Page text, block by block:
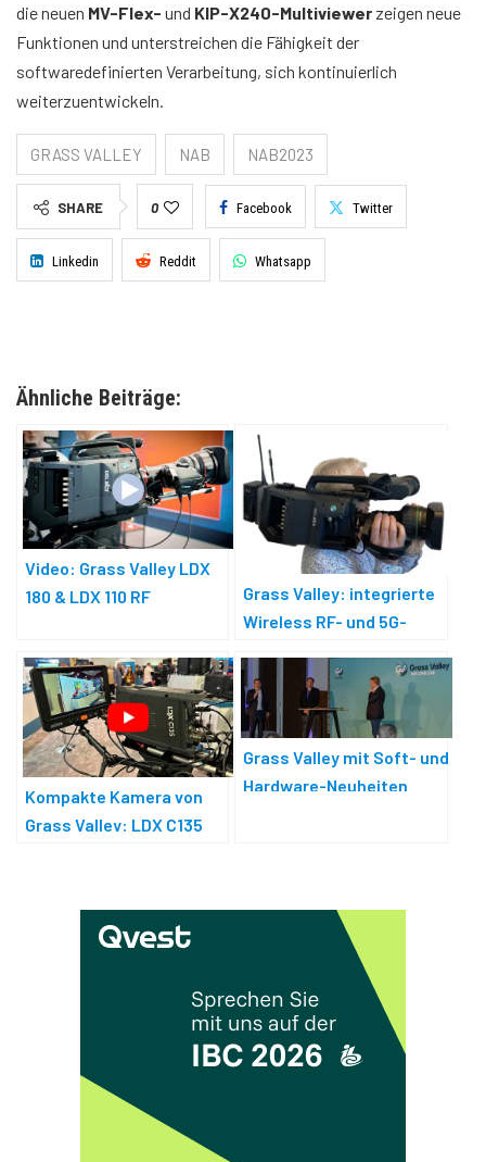
die neuen MV-Flex- und KIP-X240-Multiviewer zeigen neue
Funktionen und unterstreichen die Fähigkeit der
softwaredefinierten Verarbeitung, sich kontinuierlich
weiterzuentwickeln.
GRASS VALLEY NAB NAB2023
SHARE 0 Facebook Twitter
Linkedin Reddit Whatsapp
Ähnliche Beiträge:
Video: Grass Valley LDX
180 & LDX 110 RF
Grass Valley: integrierte
Wireless RF- und 5G-
Kompakte Kamera von
Grass Valley: LDX C135
Grass Valley mit Soft- und
Hardware-Neuheiten